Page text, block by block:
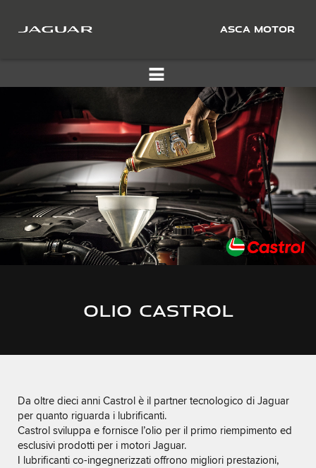
ASCA MOTOR
OLIO CASTROL
Da oltre dieci anni Castrol è il partner tecnologico di Jaguar
per quanto riguarda i lubrificanti.
Castrol sviluppa e fornisce l’olio per il primo riempimento ed
esclusivi prodotti per i motori Jaguar.
I lubrificanti co-ingegnerizzati offrono migliori prestazioni,